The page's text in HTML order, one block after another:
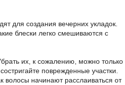
для создания вечерних укладок.
блески легко смешиваются с
их, к сожалению, можно только
поврежденные участки.
волосы начинают расслаиваться от